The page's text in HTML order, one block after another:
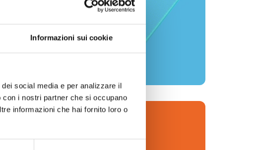
Informazioni sui cookie
social media e per analizzare il
i nostri partner che si occupano
informazioni che hai fornito loro o
nella specialty finance, grazie ad una
unica nei mercati di riferimento: